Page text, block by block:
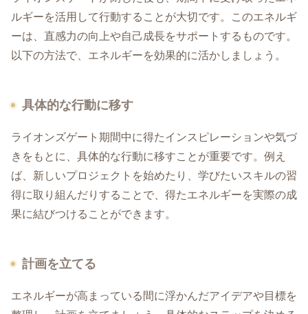
ルギーを活用して行動することが大切です。このエネルギ
ーは、直感力の向上や自己成長をサポートするものです。
以下の方法で、エネルギーを効果的に活かしましょう。
具体的な行動に移す
ライオンズゲート期間中に得たインスピレーションや気づ
きをもとに、具体的な行動に移すことが重要です。例え
ば、新しいプロジェクトを始めたり、学びたいスキルの習
得に取り組んだりすることで、得たエネルギーを実際の成
果に結びつけることができます。
計画を立てる
エネルギーが高まっている間に浮かんだアイデアや目標を